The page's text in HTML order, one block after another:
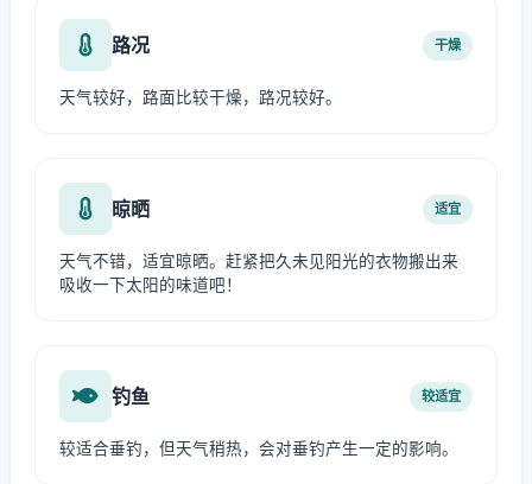
路况 干燥
天气较好，路面比较干燥，路况较好。
晾晒 适宜
天气不错，适宜晾晒。赶紧把久未见阳光的衣物搬出来
吸收一下太阳的味道吧！
钓鱼 较适宜
较适合垂钓，但天气稍热，会对垂钓产生一定的影响。